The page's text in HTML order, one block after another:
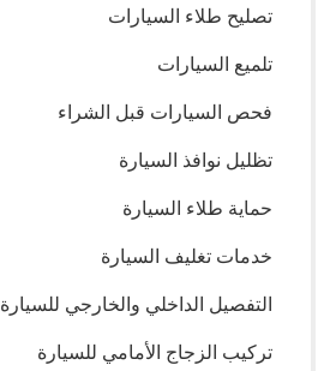
تصليح طلاء السيارات
تلميع السيارات
فحص السيارات قبل الشراء
تظليل نوافذ السيارة
حماية طلاء السيارة
خدمات تغليف السيارة
التفصيل الداخلي والخارجي للسيارة
تركيب الزجاج الأمامي للسيارة